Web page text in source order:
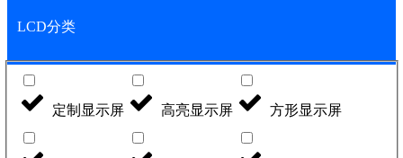
LCD分类
定制显示屏 高亮显示屏 方形显示屏